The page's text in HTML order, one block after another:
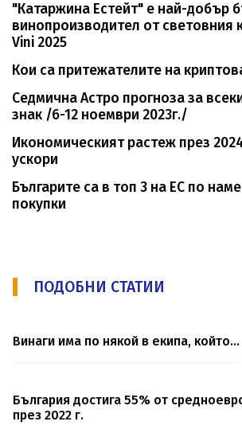
"Катаржина Естейт" е най-добър
винопроизводител от световния
Vini 2025
Кои са притежателите на
Седмична Астро прогноза за
знак /6-12 ноември 2023г./
Икономическият растеж през
ускори
Българите са в топ 3 на ЕС по
покупки
ПОДОБНИ СТАТИИ
Винаги има по някой в екипа, който...
България достига 55% от
през 2022 г.